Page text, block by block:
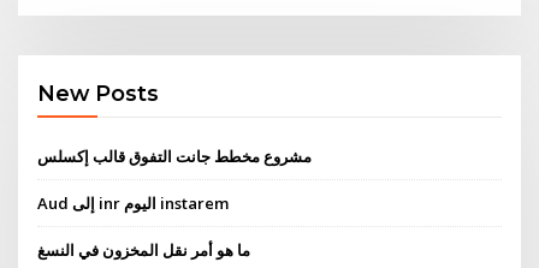
New Posts
مشروع مخطط جانت التفوق قالب إكسلس
Aud إلى inr اليوم instarem
ما هو أمر نقل المخزون في النسغ